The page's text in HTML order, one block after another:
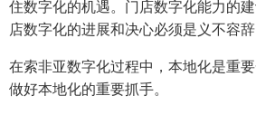
住数字化的机遇。门店数字化能力的
店数字化的进展和决心必须是义不容
在索非亚数字化过程中，本地化是重
做好本地化的重要抓手。